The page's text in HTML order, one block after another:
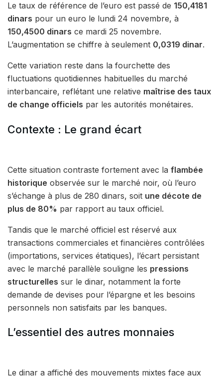
Le taux de référence de l’euro est passé de 150,4181
dinars pour un euro le lundi 24 novembre, à
150,4500 dinars ce mardi 25 novembre.
L’augmentation se chiffre à seulement 0,0319 dinar.
Cette variation reste dans la fourchette des
fluctuations quotidiennes habituelles du marché
interbancaire, reflétant une relative maîtrise des taux
de change officiels par les autorités monétaires.
Contexte : Le grand écart
Cette situation contraste fortement avec la flambée
historique observée sur le marché noir, où l’euro
s’échange à plus de 280 dinars, soit une décote de
plus de 80% par rapport au taux officiel.
Tandis que le marché officiel est réservé aux
transactions commerciales et financières contrôlées
(importations, services étatiques), l’écart persistant
avec le marché parallèle souligne les pressions
structurelles sur le dinar, notamment la forte
demande de devises pour l’épargne et les besoins
personnels non satisfaits par les banques.
L’essentiel des autres monnaies
Le dinar a affiché des mouvements mixtes face aux